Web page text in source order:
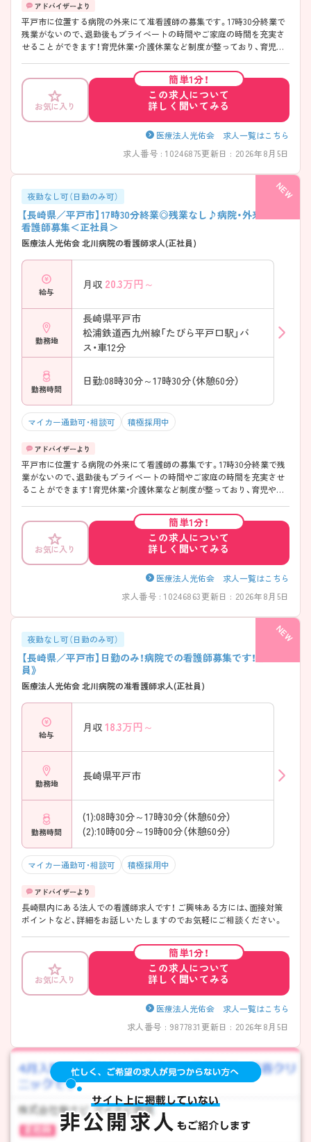
平戸市に位置する病院の外来にて准看護師の募集です。17時30分終業で
残業がないので、退勤後もプライベートの時間やご家庭の時間を充実さ
せることができます！育児休業・介護休業など制度が整っており、育児や
をお伝えしますので、お気軽にご連絡ください。
お気に入り
簡単1分！
この求人について
詳しく聞いてみる
医療法人光佑会 求人一覧はこちら
求人番号 : 10246875更新日 : 2026年8月5日
夜勤なし可（日勤のみ可）
【長崎県／平戸市】17時30分終業◎残業なし♪病院・外来での
看護師募集＜正社員＞
医療法人光佑会 北川病院の看護師求人(正社員)
給与
月収 20.3万円～
勤務地
長崎県平戸市
松浦鉄道西九州線「たびら平戸口駅」バ
ス・車12分
勤務時間
日勤:08時30分～17時30分（休憩60分）
マイカー通勤可・相談可 積極採用中
平戸市に位置する病院の外来にて看護師の募集です。17時30分終業で残
業がないので、退勤後もプライベートの時間やご家庭の時間を充実させ
ることができます！育児休業・介護休業など制度が整っており、育児や介
お伝えしますので、お気軽にご連絡ください。
お気に入り
簡単1分！
この求人について
詳しく聞いてみる
医療法人光佑会 求人一覧はこちら
求人番号 : 10246863更新日 : 2026年8月5日
夜勤なし可（日勤のみ可）
【長崎県／平戸市】日勤のみ！病院での看護師募集です！《正社
員》
医療法人光佑会 北川病院の准看護師求人(正社員)
給与
月収 18.3万円～
勤務地
長崎県平戸市
勤務時間
(1):08時30分～17時30分（休憩60分）
(2):10時00分～19時00分（休憩60分）
マイカー通勤可・相談可 積極採用中
長崎県内にある法人での看護師求人です！ ご興味ある方には、面接対策
ポイントなど、詳細をお話しいたしますのでお気軽にご相談ください。
お気に入り
簡単1分！
この求人について
詳しく聞いてみる
医療法人光佑会 求人一覧はこちら
求人番号 : 9877831 更新日 : 2026年8月5日